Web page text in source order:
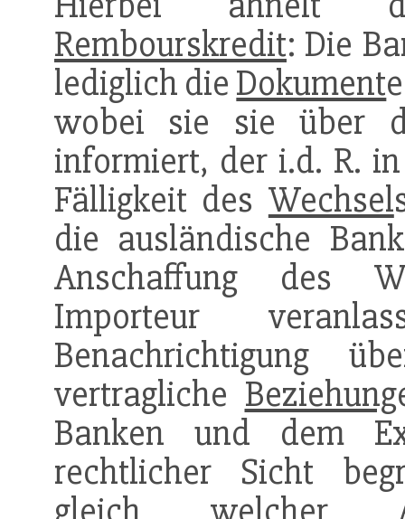
Rembourskredit: Die
lediglich die Dokument
wobei sie sie über
informiert, der i.d. R.
Fälligkeit des Wechsel
die ausländische
Anschaffung des
Importeur
Benachrichtigung
vertragliche Beziehung
Banken und dem
rechtlicher Sicht